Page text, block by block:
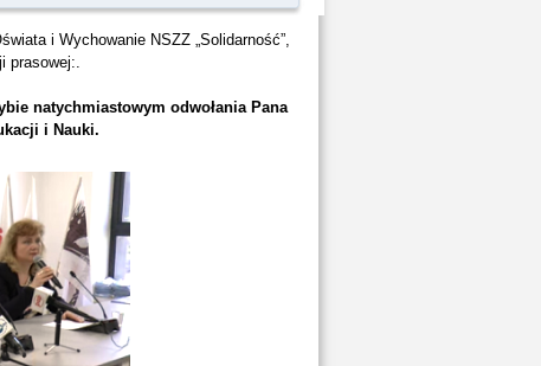
i Wychowanie NSZZ „Solidarność”,
prasowej:.
natychmiastowym odwołania Pana
i Nauki.